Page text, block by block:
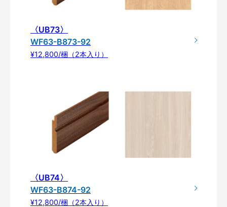
〈UB73〉
WF63-B873-92
¥12,800/梱（2本入り）
〈UB74〉
WF63-B874-92
¥12,800/梱（2本入り）